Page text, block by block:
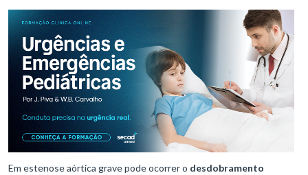
Em estenose aórtica grave pode ocorrer o desdobramento